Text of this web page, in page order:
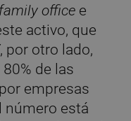
family office e
activo, que
por otro lado,
80% de las
empresas
número está